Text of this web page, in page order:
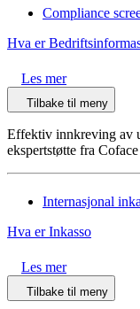
Compliance
Hva er
Les mer
Tilbake til meny
Effektiv innkreving av
ekspertstøtte fra Coface
Internasjonal
Hva er Inkasso
Les mer
Tilbake til meny